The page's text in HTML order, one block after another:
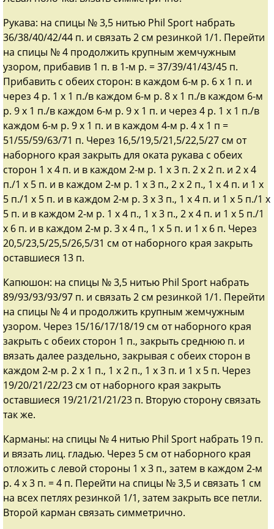
Рукава: на спицы № 3,5 нитью Phil Sport набрать
36/38/40/42/44 п. и связать 2 см резинкой 1/1. Перейти
на спицы № 4 продолжить крупным жемчужным
узором, прибавив 1 п. в 1-м р. = 37/39/41/43/45 п.
Прибавить с обеих сторон: в каждом 6-м р. 6 х 1 п. и
через 4 р. 1 х 1 п./в каждом 6-м р. 8 х 1 п./в каждом 6-м
р. 9 х 1 п./в каждом 6-м р. 9 х 1 п. и через 4 р. 1 х 1 п./в
каждом 6-м р. 9 х 1 п. и в каждом 4-м р. 4 х 1 п =
51/55/59/63/71 п. Через 16,5/19,5/21,5/22,5/27 см от
наборного края закрыть для оката рукава с обеих
сторон 1 х 4 п. и в каждом 2-м р. 1 x 3 п. 2 x 2 п. и 2 х 4
п./1 х 5 п. и в каждом 2-м р. 1 х 3 п., 2 х 2 п., 1 х 4 п. и 1 х
5 п./1 х 5 п. и в каждом 2-м р. 3 х 3 п., 1 х 4 п. и 1 х 5 п./1 х
5 п. и в каждом 2-м р. 1 х 4 п., 1 х 3 п., 2 х 4 п. и 1 х 5 п./1
х 6 п. и в каждом 2-м р. 3 х 4 п., 1 х 5 п. и 1 х 6 п. Через
20,5/23,5/25,5/26,5/31 см от наборного края закрыть
оставшиеся 13 п.
Капюшон: на спицы № 3,5 нитью Phil Sport набрать
89/93/93/93/97 п. и связать 2 см резинкой 1/1. Перейти
на спицы № 4 и продолжить крупным жемчужным
узором. Через 15/16/17/18/19 см от наборного края
закрыть с обеих сторон 1 п., закрыть среднюю п. и
вязать далее раздельно, закрывая с обеих сторон в
каждом 2-м р. 2 х 1 п., 1 х 2 п., 1 х 3 п. и 1 х 5 п. Через
19/20/21/22/23 см от наборного края закрыть
оставшиеся 19/21/21/21/23 п. Вторую сторону связать
так же.
Карманы: на спицы № 4 нитью Phil Sport набрать 19 п.
и вязать лиц. гладью. Через 5 см от наборного края
отложить с левой стороны 1 х 3 п., затем в каждом 2-м
р. 4 х 3 п. = 4 п. Перейти на спицы № 3,5 и связать 1 см
на всех петлях резинкой 1/1, затем закрыть все петли.
Второй карман связать симметрично.